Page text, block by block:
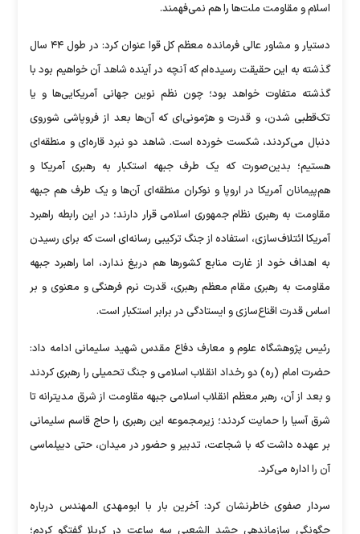
اسلام و مقاومت ملت‌ها را هم نمی‌فهمند.
دستیار و مشاور عالی فرمانده معظم کل قوا عنوان کرد: در طول ۴۴ سال
گذشته به این حقیقت رسیده‌ام که آنچه در آینده شاهد آن خواهیم بود با
گذشته متفاوت خواهد بود؛ چون نظم نوین جهانی آمریکایی‌ها و یا
تک‌قطبی شدن، و قدرت و هژمونی‌ای که آن‌ها بعد از فروپاشی شوروی
دنبال می‌کردند، شکست خورده است. شاهد دو نبرد قاره‌ای و منطقه‌ای
هستیم؛ بدین‌صورت که یک طرف جبهه استکبار به رهبری آمریکا و
هم‌پیمانان آمریکا در اروپا و نوکران منطقه‌ای آن‌ها و یک طرف هم جبهه
مقاومت به رهبری نظام جمهوری اسلامی قرار دارند؛ در این رابطه راهبرد
آمریکا ائتلاف‌سازی، استفاده از جنگ ترکیبی رسانه‌ای است که برای رسیدن
به اهداف خود از غارت منابع کشور‌ها هم دریغ ندارد، اما راهبرد جبهه
مقاومت به رهبری مقام معظم رهبری، قدرت نرم فرهنگی و معنوی و بر
اساس قدرت اقناع‌سازی و ایستادگی در برابر استکبار است.
رئیس پژوهشگاه علوم و معارف دفاع مقدس شهید سلیمانی ادامه داد:
حضرت امام (ره) دو رخداد انقلاب اسلامی و جنگ تحمیلی را رهبری کردند
و بعد از آن، رهبر معظم انقلاب اسلامی جبهه مقاومت از شرق مدیترانه تا
شرق آسیا را حمایت کردند؛ زیرمجموعه این رهبری را حاج قاسم سلیمانی
بر عهده داشت که با شجاعت، تدبیر و حضور در میدان، حتی دیپلماسی
آن را اداره می‌کرد.
سردار صفوی خاطرنشان کرد: آخرین بار با ابومهدی المهندس درباره